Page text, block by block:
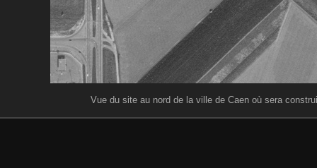
Vue du site au nord de la ville de Caen où sera